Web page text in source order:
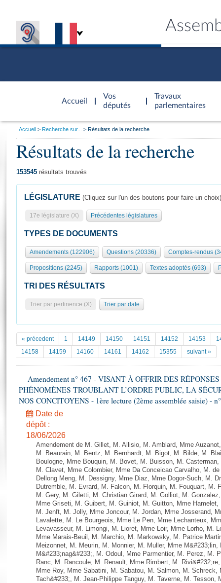
Accueil
d'accueil
Vos
députés
Travaux
parlementaires
Présidence
577 députés
Groupes politiques
Séance publique
Commissions et autres organes
Europe et International
Pétitions
Documents parlementaires
Projets de loi
Propositions de loi
Amendements
Textes adoptés
Rapports d'information
Rapports d'enquête
Rapports législatifs
Rapports sur l'application des lois
Baromètre de l’application des lois
Dossiers législatifs
Budget et sécurité sociale
Questions écrites et orales
Comptes rendus des débats
Général
Rôle et pouvoirs de l'Assemblée
Organisation de l'Assemblée
Présidence Conférence des Présidents Bureau Collège des
Statistiques et chiffres clés
Documents de référence
( Constitution | Règlement de l'Assemblée ... )
Histoire
Juniors
Anciennes législatures
Liens vers les sites publics
Visiter l'Assemblée
Visite virtuelle du palais Bourbon
Assister à une séance
La Bibliothèque
Les archives
Photos libres de droit
Vous
Accueil Recherche sur... Résultats de la recherche
Résultats de la recherche
153545 résultats trouvés
LÉGISLATURE (Cliquez sur l'un des boutons pour faire un choix)
17e législature (X) Précédentes législatures
TYPES DE DOCUMENTS
Amendements (122906) Questions (20336) Comptes-rendus
Propositions (2245) Rapports (1001) Textes adoptés (693)
TRI DES RÉSULTATS
Trier par pertinence (X) Trier par date
« précedent 1 14149 14150 14151 14152 14153
14158
14159 14160 14161 14162 15355 suivant »
Amendement n° 467 - VISANT À OFFRIR DES
PHÉNOMÈNES TROUBLANT L’ORDRE PUBLIC, LA
NOS CONCITOYENS - 1ère lecture (2ème assemblée saisie) -
Date de
dépôt :
18/06/2026
Amendement de M. Gillet, M. Allisio, M. Amblard, Mme
M. Beaurain, M. Bentz, M. Bernhardt, M. Bigot, M. Bilde, M.
Boulogne, Mme Bouquin, M. Bovet, M. Buisson, M.
M. Clavet, Mme Colombier, Mme Da Conceicao Carvalho, M.
Dellong Meng, M. Dessigny, Mme Diaz, Mme Dogor-Such, M.
Dutremble, M. Evrard, M. Falcon, M. Florquin, M. Fouquart, M.
M. Gery, M. Giletti, M. Christian Girard, M. Golliot, M.
Mme Griseti, M. Guibert, M. Guiniot, M. Guitton, Mme
M. Jenft, M. Jolly, Mme Joncour, M. Jordan, Mme Josserand,
Lavalette, M. Le Bourgeois, Mme Le Pen, Mme Lechanteux,
Levavasseur, M. Limongi, M. Lioret, Mme Loir, Mme Lorho, M.
Mme Marais-Beuil, M. Marchio, M. Markowsky, M. Patrice
Meizonnet, M. Meurin, M. Monnier, M. Muller, Mme
M&#233;nag&#233;, M. Odoul, Mme Parmentier, M. Perez, M.
Ranc, M. Rancoule, M. Renault, Mme Rimbert, M.
Mme Roy, Mme Sabatini, M. Sabatou, M. Salmon, M. Schreck,
Tach&#233;, M. Jean-Philippe Tanguy, M. Taverne, M.